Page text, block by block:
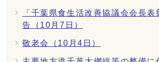
「千葉県食生活改善協議会会長表
告（10月7日）
敬老会（10月4日）